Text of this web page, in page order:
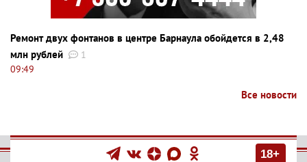
Ремонт двух фонтанов в центре Барнаула обойдется в 2,48
млн рублей
1
09:49
Все новости
18+